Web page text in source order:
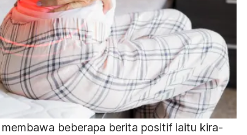
beberapa berita positif iaitu kira-